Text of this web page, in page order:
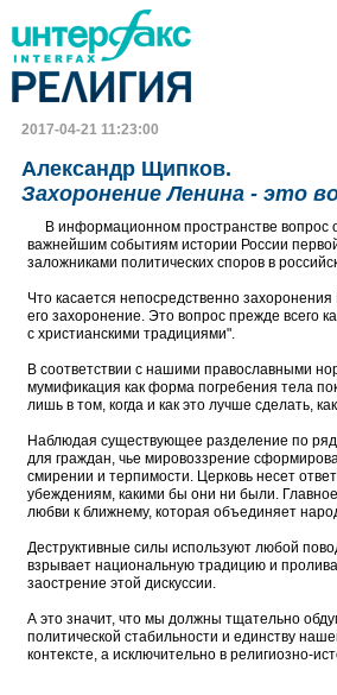
2017-04-21 11:23:00
Александр Щипков.
Захоронение Ленина - это
В информационном пространстве вопрос
важнейшим событиям истории России
заложниками политических споров в
Что касается непосредственно
его захоронение. Это вопрос прежде всего
с христианскими традициями".
В соответствии с нашими православными
мумификация как форма погребения тела
лишь в том, когда и как это лучше сделать,
Наблюдая существующее разделение по
для граждан, чье мировоззрение
смирении и терпимости. Церковь несет
убеждениям, какими бы они ни были.
любви к ближнему, которая объединяет
Деструктивные силы используют любой
взрывает национальную традицию и
заострение этой дискуссии.
А это значит, что мы должны тщательно
политической стабильности и единству
контексте, а исключительно в религиозно-